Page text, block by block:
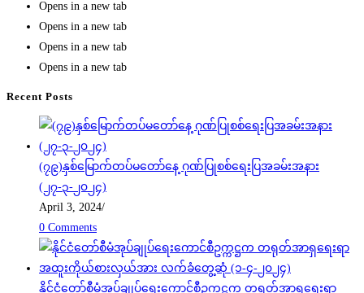
Opens in a new tab
Opens in a new tab
Opens in a new tab
Opens in a new tab
Recent Posts
(၇၉)နှစ်မြောက်တပ်မတော်နေ့ ဂုဏ်ပြုစစ်ရေးပြအခမ်းအနား
(၂၇-၃-၂၀၂၄)
April 3, 2024/
0 Comments
နိုင်ငံတော်စီမံအုပ်ချုပ်ရေးကောင်စီဥက္ကဋ္ဌက တရုတ်အာရှရေးရာ